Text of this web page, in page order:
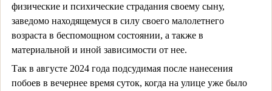
физические и психические страдания своему сыну,
заведомо находящемуся в силу своего малолетнего
возраста в беспомощном состоянии, а также в
материальной и иной зависимости от нее.
Так в августе 2024 года подсудимая после нанесения
побоев в вечернее время суток, когда на улице уже было